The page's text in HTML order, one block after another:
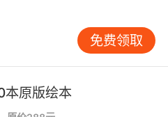
以的。关键在于教学方
征。 在实际案例中，有的
接触英语。老师通过英文
他自然接触英语。起初
半，他开始主动用英语
了5岁，已经能够用简单
免费领取
本原版绘本